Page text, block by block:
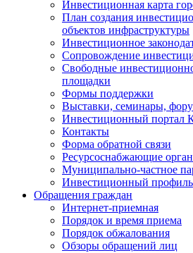
Инвестиционная карта
План создания
объектов инфраструктуры
Инвестиционное
Сопровождение
Свободные
площадки
Формы поддержки
Выставки, семинары,
Инвестиционный портал
Контакты
Форма обратной связи
Ресурсоснабжающие
Муниципально-частное
Инвестиционный профиль
Обращения граждан
Интернет-приемная
Порядок и время приема
Порядок обжалования
Обзоры обращений лиц